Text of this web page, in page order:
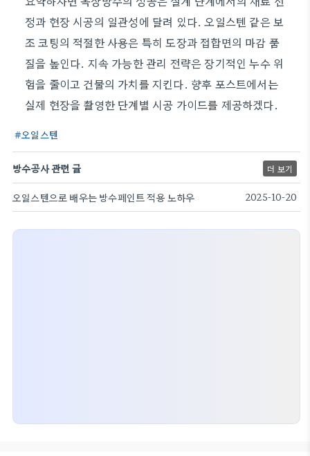
정과 현장 시공의 일관성에 달려 있다. 오일스텐 같은 보
조 코팅의 적절한 사용은 특히 도장과 접합면의 마감 품
질을 높인다. 지속 가능한 관리 전략은 장기적인 누수 위
험을 줄이고 건물의 가치를 지킨다. 향후 포스트에서는
실제 현장을 촬영한 단계별 시공 가이드를 제공하겠다.
오일스텐
방수공사 관련 글 더 보기
오일스텐으로 배우는 방수페인트 적용 노하우 2025-10-20